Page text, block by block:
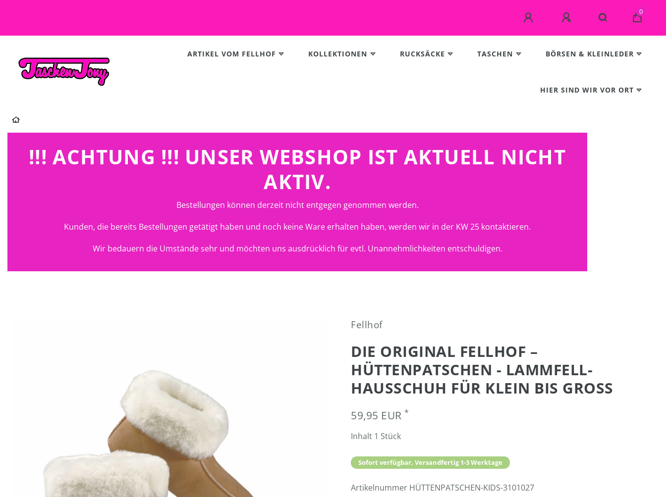
0
ARTIKEL VOM FELLHOF KOLLEKTIONEN RUCKSÄCKE TASCHEN BÖRSEN & KLEINLEDER
HIER SIND WIR VOR ORT
!!! ACHTUNG !!! UNSER WEBSHOP IST AKTUELL NICHT
AKTIV.
Bestellungen können derzeit nicht entgegen genommen werden.
Kunden, die bereits Bestellungen getätigt haben und noch keine Ware erhalten haben, werden wir in der KW 25 kontaktieren.
Wir bedauern die Umstände sehr und möchten uns ausdrücklich für evtl. Unannehmlichkeiten entschuldigen.
Fellhof
DIE ORIGINAL FELLHOF –
HÜTTENPATSCHEN - LAMMFELL-
HAUSSCHUH FÜR KLEIN BIS GROSS
59,95 EUR *
Inhalt 1 Stück
Sofort verfügbar, Versandfertig 1-3 Werktage
Artikelnummer HÜTTENPATSCHEN-KIDS-3101027